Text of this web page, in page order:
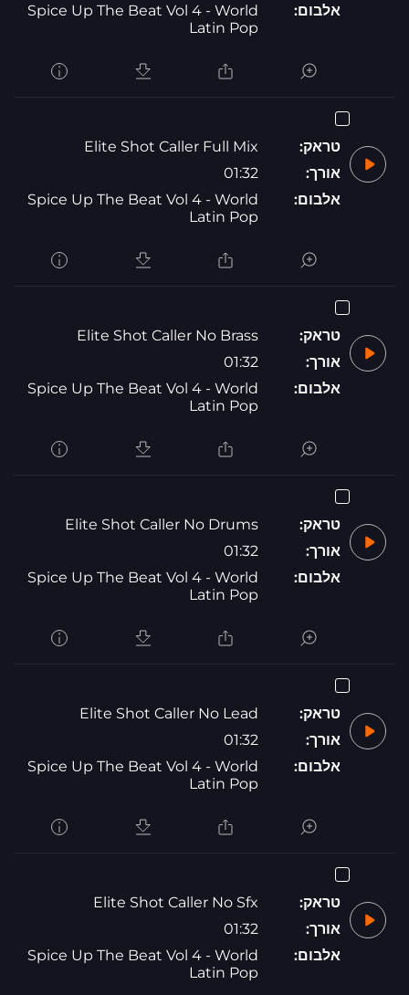
אלבום:
Spice Up The Beat Vol 4 - World
Latin Pop
טראק:
Elite Shot Caller Full Mix
אורך:
01:32
אלבום:
Spice Up The Beat Vol 4 - World
Latin Pop
טראק:
Elite Shot Caller No Brass
אורך:
01:32
אלבום:
Spice Up The Beat Vol 4 - World
Latin Pop
טראק:
Elite Shot Caller No Drums
אורך:
01:32
אלבום:
Spice Up The Beat Vol 4 - World
Latin Pop
טראק:
Elite Shot Caller No Lead
אורך:
01:32
אלבום:
Spice Up The Beat Vol 4 - World
Latin Pop
טראק:
Elite Shot Caller No Sfx
אורך:
01:32
אלבום:
Spice Up The Beat Vol 4 - World
Latin Pop